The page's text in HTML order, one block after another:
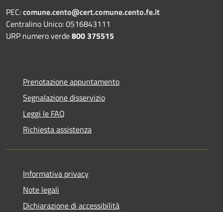
PEC:comune.cento@cert.comune.cento.fe.it
Centralino Unico: 0516843111
URP numero verde800 375515
Prenotazione appuntamento
Segnalazione disservizio
Leggi le FAQ
Richiesta assistenza
Informativa privacy
Note legali
Dichiarazione di accessibilità